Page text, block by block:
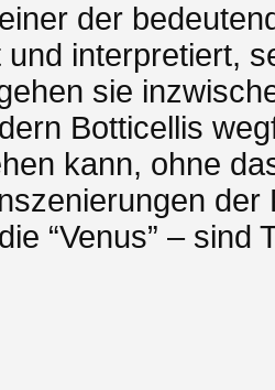
der
interpretiert,
sie
Botticellis
kann, ohne
der
“Venus” – sind